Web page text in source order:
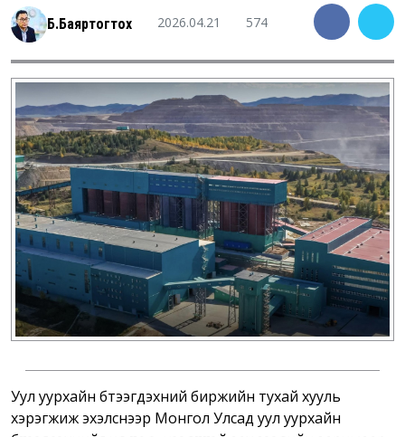
Б.Баяртогтох 2026.04.21 574
Уул уурхайн бүтээгдэхүүний биржийн тухай хууль
хэрэгжиж эхэлснээр Монгол Улсад уул уурхайн